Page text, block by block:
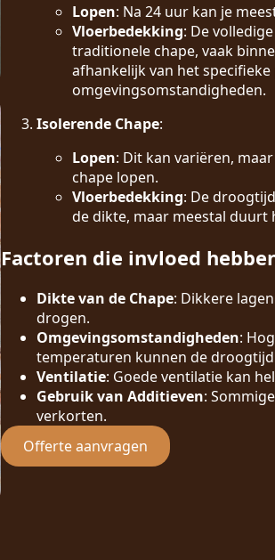
Lopen: Na 24 uur kan je
Vloerbedekking: De
traditionele chape, vaak
afhankelijk van het
omgevingsomstandigheden.
Isolerende Chape:
Lopen: Dit kan variëren,
chape lopen.
Vloerbedekking: De
de dikte, maar meestal duurt
Factoren die invloed
Dikte van de Chape: Dikkere
drogen.
Omgevingsomstandigheden:
temperaturen kunnen de
Ventilatie: Goede ventilatie kan
Gebruik van Additieven:
verkorten.
Offerte aanvragen